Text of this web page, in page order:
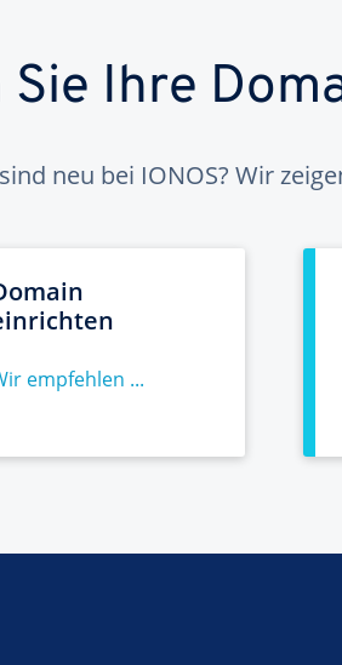
Sie Ihre
neu bei IONOS? Wir
empfehlen ...